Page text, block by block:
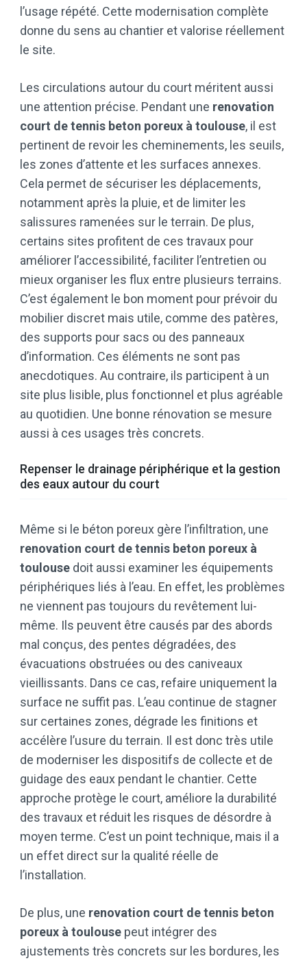
l’usage répété. Cette modernisation complète
donne du sens au chantier et valorise réellement
le site.
Les circulations autour du court méritent aussi
une attention précise. Pendant une renovation
court de tennis beton poreux à toulouse, il est
pertinent de revoir les cheminements, les seuils,
les zones d’attente et les surfaces annexes.
Cela permet de sécuriser les déplacements,
notamment après la pluie, et de limiter les
salissures ramenées sur le terrain. De plus,
certains sites profitent de ces travaux pour
améliorer l’accessibilité, faciliter l’entretien ou
mieux organiser les flux entre plusieurs terrains.
C’est également le bon moment pour prévoir du
mobilier discret mais utile, comme des patères,
des supports pour sacs ou des panneaux
d’information. Ces éléments ne sont pas
anecdotiques. Au contraire, ils participent à un
site plus lisible, plus fonctionnel et plus agréable
au quotidien. Une bonne rénovation se mesure
aussi à ces usages très concrets.
Repenser le drainage périphérique et la gestion
des eaux autour du court
Même si le béton poreux gère l’infiltration, une
renovation court de tennis beton poreux à
toulouse doit aussi examiner les équipements
périphériques liés à l’eau. En effet, les problèmes
ne viennent pas toujours du revêtement lui-
même. Ils peuvent être causés par des abords
mal conçus, des pentes dégradées, des
évacuations obstruées ou des caniveaux
vieillissants. Dans ce cas, refaire uniquement la
surface ne suffit pas. L’eau continue de stagner
sur certaines zones, dégrade les finitions et
accélère l’usure du terrain. Il est donc très utile
de moderniser les dispositifs de collecte et de
guidage des eaux pendant le chantier. Cette
approche protège le court, améliore la durabilité
des travaux et réduit les risques de désordre à
moyen terme. C’est un point technique, mais il a
un effet direct sur la qualité réelle de
l’installation.
De plus, une renovation court de tennis beton
poreux à toulouse peut intégrer des
ajustements très concrets sur les bordures, les